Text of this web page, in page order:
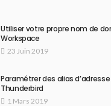
Utiliser votre propre nom de
Workspace
23 Juin 2019
Paramétrer des alias
Thunderbird
1 Mars 2019